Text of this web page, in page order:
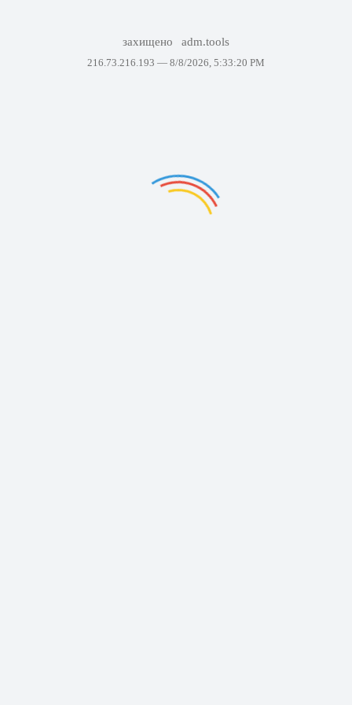
захищено adm.tools
216.73.216.193 — 8/8/2026, 5:33:20 PM